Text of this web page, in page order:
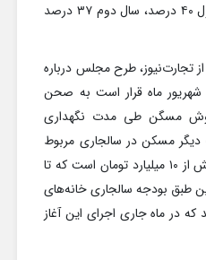
مدت زمان نگهداری، در سال اول ۴۰ درصد، سال دوم ۳۷ درصد
تجارت‌نیوز، طرح مجلس درباره
شهریور ماه قرار است به صحن
مسگن طی مدت نگهداری
مسکن در سالجاری مربوط
به خانه‌های لوکس با ارزش بیش از ۱۰ میلیارد تومان است که تا
طبق بودجه سالجاری خانه‌های
در ماه جاری اجرای این آغاز